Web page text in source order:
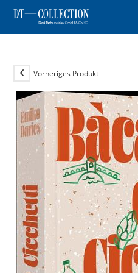
Zum
Inhalt
springen
Vorheriges Produkt